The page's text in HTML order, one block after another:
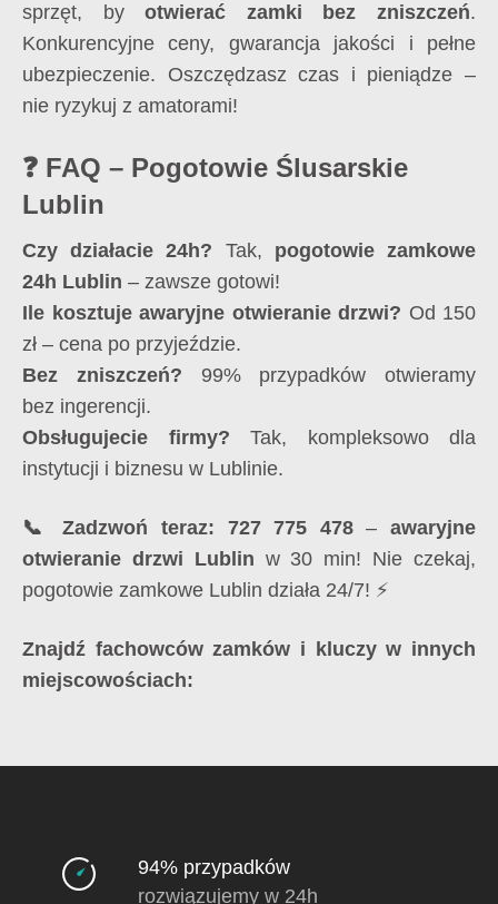
sprzęt, byotwierać zamki bez zniszczeń.
Konkurencyjne ceny, gwarancja jakości i pełne
ubezpieczenie. Oszczędzasz czas i pieniądze –
nie ryzykuj z amatorami!
❓ FAQ – Pogotowie Ślusarskie
Lublin
Czy działacie 24h? Tak, pogotowie zamkowe
24h Lublin – zawsze gotowi!
Ile kosztuje awaryjne otwieranie drzwi? Od 150
zł – cena po przyjeździe.
Bez zniszczeń? 99% przypadków otwieramy
bez ingerencji.
Obsługujecie firmy? Tak, kompleksowo dla
instytucji i biznesu w Lublinie.
📞 Zadzwoń teraz: 727 775 478– awaryjne
otwieranie drzwi Lublin w 30 min! Nie czekaj,
pogotowie zamkowe Lublin działa 24/7! ⚡
Znajdź fachowców zamków i kluczy w innych
miejscowościach:
94% przypadków
rozwiązujemy w 24h